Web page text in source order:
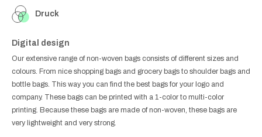
Druck
Digital design
Our extensive range of non-woven bags consists of different sizes and
colours. From nice shopping bags and grocery bags to shoulder bags and
bottle bags. This way you can find the best bags for your logo and
company. These bags can be printed with a 1-color to multi-color
printing. Because these bags are made of non-woven, these bags are
very lightweight and very strong.